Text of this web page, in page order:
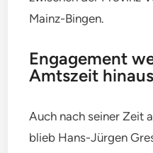
Mainz-Bingen.
Engagement
Amtszeit hinaus
Auch nach seiner Zeit
blieb Hans-Jürgen